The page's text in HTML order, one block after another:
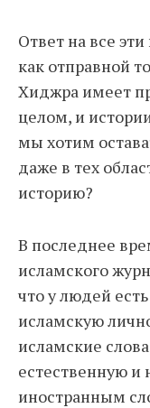
Ответ на все
как отправной
Хиджра имеет
целом, и
мы хотим
даже в тех
историю?
В последнее
исламского
что у людей
исламскую
исламские
естественную и
иностранным